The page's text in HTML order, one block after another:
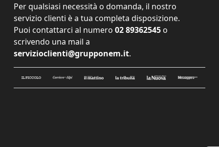
Per qualsiasi necessità o domanda, il nostro
servizio clienti è a tua completa disposizione.
Puoi contattarci al numero 02 89362545 o
scrivendo una mail a
servizioclienti@grupponem.it.